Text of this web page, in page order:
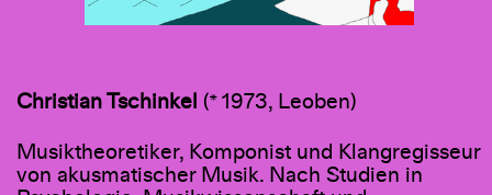
Christian Tschinkel (* 1973, Leoben)
Musiktheoretiker, Komponist und Klangregisseur
von akusmatischer Musik. Nach Studien in